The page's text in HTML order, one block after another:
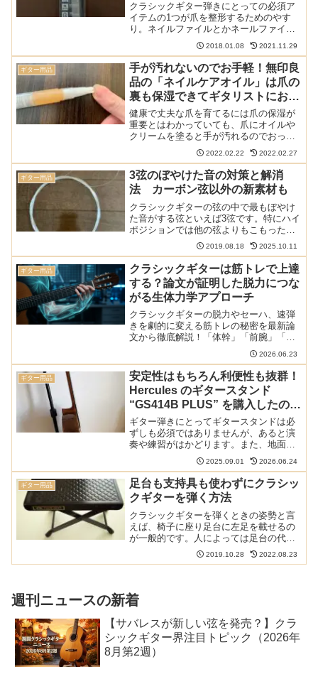
クラシックギター弾きにとっての必須ア
イテムの1つが爪を整形するためのやす
り。ネイルファイルとかネールファイル
とかとも言われるあれです。資生堂のも
のがいいということで試してみたのです
が、思っていたよりずっと良かったで
す。これまで使っていたガラ...
2018.01.08 2021.11.29
ギター用品
手が汚れないのでお手軽！無印良
品の「ネイルケアオイル」は爪の
裏も保湿できてギタリストにおす
すめ
健康で丈夫な爪を育てるには爪の保湿が
重要とはわかっていても、爪にオイルや
クリームを塗ると手が汚れるのでおっく
うという人も多いのではないでしょう
か。無印良品の「ネルケアオイル」はペ
ンタイプの爪保湿用オイルであり手を汚
さずに使え、しかも先が筆に...
2022.02.22 2022.02.27
ギター用品
3弦のぼやけた音の対策と解消
法 カーボン弦以外の新素材も
クラシックギターの弦の中で最もぼやけ
た音がする弦といえば3弦です。特にハイ
ポジションでは他の弦よりもこもった、
はっきりしない音となりフラストレーシ
ョンがたまることがあります。そんな3弦
の音を改善するための対策と解消法をま
とめました。カーボン...
2019.08.18 2025.10.11
ギター用品
クラシックギターは筋トレで上達
する？論文が証明した脱力につな
がる生体力学アプローチ
クラシックギターの脱力やセーハ、速弾
きを劇的に変える筋トレの秘密を最新論
文から徹底解説！「体幹」「前腕」「手
のひら」の3階層を自宅で調律し、演奏寿
命を延ばすAIシミュレーションの具体的
トレーニング（セラバンド等）を公開。
2026.06.23
ギター用品
安定性はもちろん利便性も抜群！
Hercules のギタースタンド
“GS414B PLUS” を購入したので
レビュー
ギター弾きにとってギタースタンドは必
ずしも必須ではありませんが、あると演
奏や練習がはかどります。また、地面に
ベタ置きするよりも蹴ったり踏まれたり
するリスクは下がるでしょう。ただ、ギ
タースタンドには倒れるという別のリス
クも。その意味で安定性が...
2025.09.01 2026.06.24
ギター用品
足台も支持具も使わずにクラシッ
クギターを弾く方法
クラシックギターを弾くときの姿勢と言
えば、椅子に座り足台に左足を載せるの
が一般的です。人によっては足台の代わ
りに支持具を使ったりします。でも、足
台も支持具も使わずにクラシックギター
2019.10.28 2022.08.23
週刊ニュースの新着
【サバレスが新しい弦を発売？】クラ
シックギター界注目トピック（2026年
8月第2週）